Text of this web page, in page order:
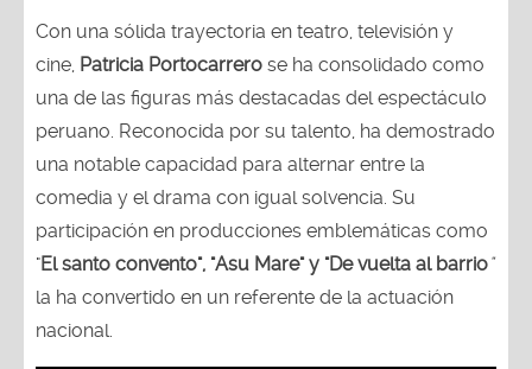
Con una sólida trayectoria en teatro, televisión y
cine, Patricia Portocarrero se ha consolidado como
una de las figuras más destacadas del espectáculo
peruano. Reconocida por su talento, ha demostrado
una notable capacidad para alternar entre la
comedia y el drama con igual solvencia. Su
participación en producciones emblemáticas como
"El santo convento", "Asu Mare" y "De vuelta al barrio"
la ha convertido en un referente de la actuación
nacional.